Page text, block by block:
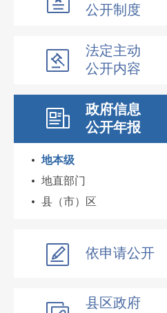
公开制度
法定主动
公开内容
政府信息
公开年报
地本级
地直部门
县（市）区
依申请公开
县区政府